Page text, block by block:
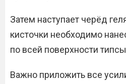
Затем наступает черёд
кисточки необходимо
по всей поверхности
Важно приложить все